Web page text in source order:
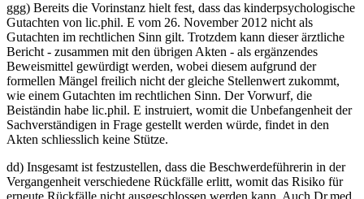
ggg) Bereits die Vorinstanz hielt fest, dass das kinderpsychologische
Gutachten von lic.phil. E vom 26. November 2012 nicht als
Gutachten im rechtlichen Sinn gilt. Trotzdem kann dieser ärztliche
Bericht - zusammen mit den übrigen Akten - als ergänzendes
Beweismittel gewürdigt werden, wobei diesem aufgrund der
formellen Mängel freilich nicht der gleiche Stellenwert zukommt,
wie einem Gutachten im rechtlichen Sinn. Der Vorwurf, die
Beiständin habe lic.phil. E instruiert, womit die Unbefangenheit der
Sachverständigen in Frage gestellt werden würde, findet in den
Akten schliesslich keine Stütze.
dd) Insgesamt ist festzustellen, dass die Beschwerdeführerin in der
Vergangenheit verschiedene Rückfälle erlitt, womit das Risiko für